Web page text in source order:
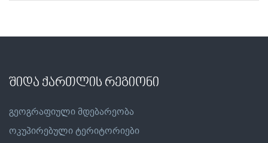
შიდა ქართლის რეგიონი
გეოგრაფიული მდებარეობა
ოკუპირებული ტერიტორიები